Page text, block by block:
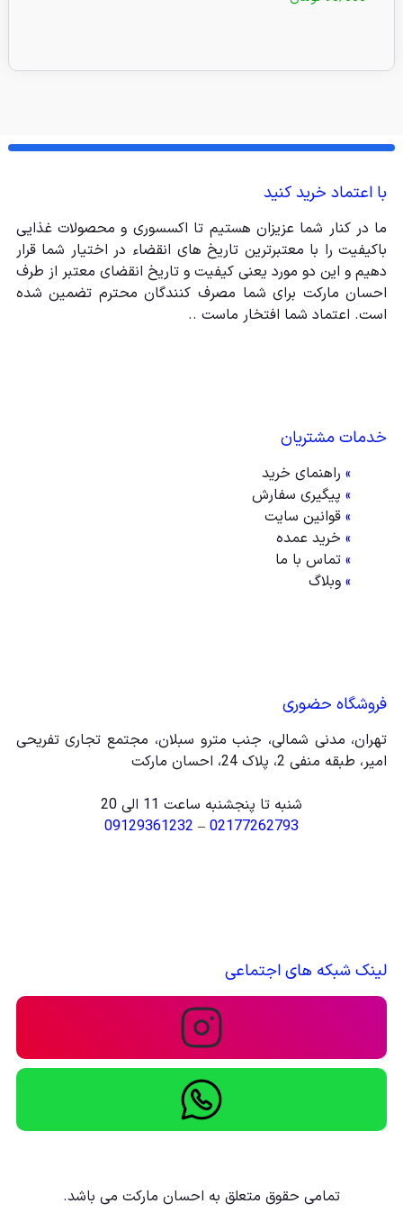
با اعتماد خرید کنید
ما در کنار شما عزیزان هستیم تا اکسسوری و محصولات غذایی
باکیفیت را با معتبرترین تاریخ های انقضاء در اختیار شما قرار
دهیم و این دو مورد یعنی کیفیت و تاریخ انقضای معتبر از طرف
احسان مارکت برای شما مصرف کنندگان محترم تضمین شده
است. اعتماد شما افتخار ماست ..
خدمات مشتریان
» راهنمای خرید
» پیگیری سفارش
» قوانین سایت
» خرید عمده
» تماس با ما
» وبلاگ
فروشگاه حضوری
تهران، مدنی شمالی، جنب مترو سبلان، مجتمع تجاری تفریحی
امیر، طبقه منفی 2، پلاک 24، احسان مارکت
شنبه تا پنجشنبه ساعت 11 الی 20
02177262793
–
09129361232
لینک شبکه های اجتماعی
تمامی حقوق متعلق به احسان مارکت می باشد.